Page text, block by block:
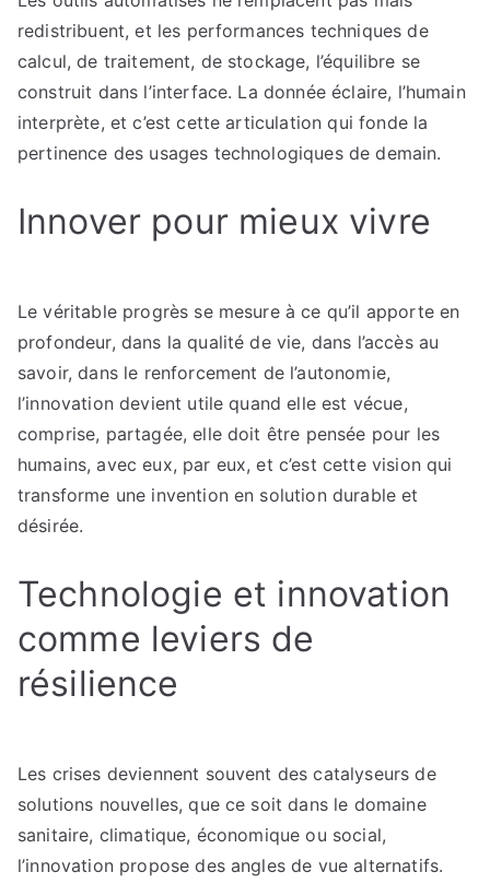
redistribuent, et les performances techniques de
calcul, de traitement, de stockage, l’équilibre se
construit dans l’interface. La donnée éclaire, l’humain
interprète, et c’est cette articulation qui fonde la
pertinence des usages technologiques de demain.
Innover pour mieux vivre
Le véritable progrès se mesure à ce qu’il apporte en
profondeur, dans la qualité de vie, dans l’accès au
savoir, dans le renforcement de l’autonomie,
l’innovation devient utile quand elle est vécue,
comprise, partagée, elle doit être pensée pour les
humains, avec eux, par eux, et c’est cette vision qui
transforme une invention en solution durable et
désirée.
Technologie et innovation
comme leviers de
résilience
Les crises deviennent souvent des catalyseurs de
solutions nouvelles, que ce soit dans le domaine
sanitaire, climatique, économique ou social,
l’innovation propose des angles de vue alternatifs.